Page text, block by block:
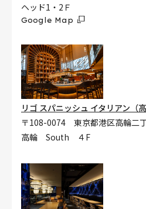
ヘッド1・2Ｆ
Google Map
リゴ スパニッシュ イタリアン（高
〒108-0074 東京都港区高輪二
高輪 South ４F